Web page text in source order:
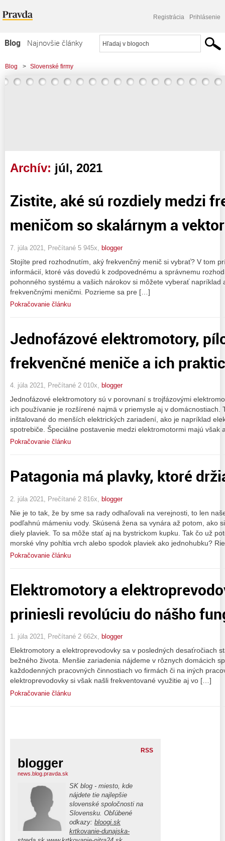
Registrácia Prihlásenie
Blog
Najnovšie články
Najčítanejšie články
Najkomentovanejšie články
Blog > Slovenské firmy
Archív: júl, 2021
Zistite, aké sú rozdiely medzi
meničom so skalárnym a
7. júla 2021, Prečítané 5 945x, blogger
Stojíte pred rozhodnutím, aký frekvenčný menič si vybrať? V tom
informácií, ktoré vás dovedú k zodpovednému a správnemu
pohonného systému a vašich nárokov si môžete vyberať napríklad
frekvenčnými meničmi. Pozrieme sa pre […]
Pokračovanie článku
Jednofázové elektromotory,
frekvenčné meniče a ich
4. júla 2021, Prečítané 2 010x, blogger
Jednofázové elektromotory sú v porovnaní s trojfázovými
ich používanie je rozšírené najmä v priemysle aj v domácnostiach.
inštalované do menších elektrických zariadení, ako je napríklad
spotrebiče. Špeciálne postavenie medzi elektromotormi majú však
Pokračovanie článku
Patagonia má plavky, ktoré
2. júla 2021, Prečítané 2 816x, blogger
Nie je to tak, že by sme sa rady odhaľovali na verejnosti, to len
podľahnú mámeniu vody. Skúsená žena sa vynára až potom, ako
diely plaviek. To sa môže stať aj na bystrickom kupku. Tak čo už
morské vlny pohltia vrch alebo spodok plaviek ako jednohubku?
Pokračovanie článku
Elektromotory a
priniesli revolúciu do nášho
1. júla 2021, Prečítané 2 662x, blogger
Elektromotory a elektroprevodovky sa v posledných desaťročiach
bežného života. Menšie zariadenia nájdeme v rôznych domácich
každodenných pracovných činnostiach vo firmách či na iných
elektroprevodovky si však našli frekventované využitie aj vo […]
Pokračovanie článku
RSS
blogger
news.blog.pravda.sk
SK blog - miesto, kde
nájdete tie najlepšie
slovenské spoločnosti na
Slovensku. Obľúbené
odkazy: bloogi.sk
krtkovanie-dunajska-